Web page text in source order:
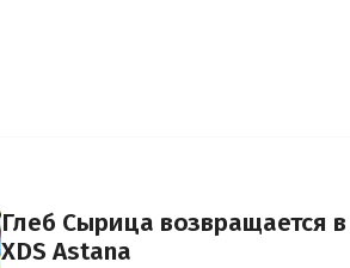
Глеб Сырица возвращается
XDS Astana